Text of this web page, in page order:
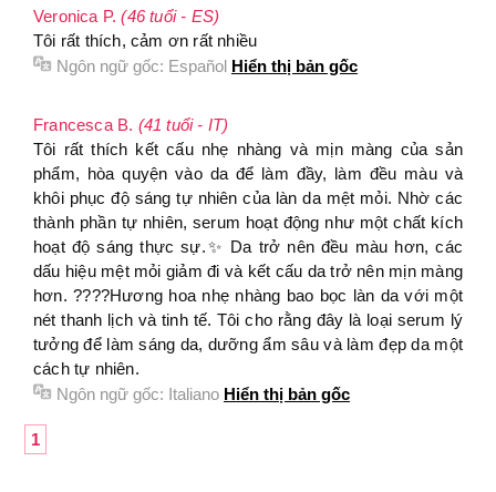
Veronica P.(46 tuổi - ES)
Tôi rất thích, cảm ơn rất nhiều
Ngôn ngữ gốc: Español Hiển thị bản gốc
Francesca B. (41 tuổi - IT)
Tôi rất thích kết cấu nhẹ nhàng và mịn màng của sản
phẩm, hòa quyện vào da để làm đầy, làm đều màu và
khôi phục độ sáng tự nhiên của làn da mệt mỏi. Nhờ các
thành phần tự nhiên, serum hoạt động như một chất kích
hoạt độ sáng thực sự.✨ Da trở nên đều màu hơn, các
dấu hiệu mệt mỏi giảm đi và kết cấu da trở nên mịn màng
hơn. ????Hương hoa nhẹ nhàng bao bọc làn da với một
nét thanh lịch và tinh tế. Tôi cho rằng đây là loại serum lý
tưởng để làm sáng da, dưỡng ẩm sâu và làm đẹp da một
cách tự nhiên.
Ngôn ngữ gốc: Italiano Hiển thị bản gốc
1